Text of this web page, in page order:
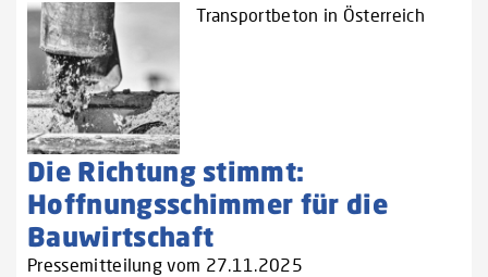
Transportbeton in Österreich
Die Richtung stimmt:
Hoffnungsschimmer für die
Bauwirtschaft
Pressemitteilung vom 27.11.2025